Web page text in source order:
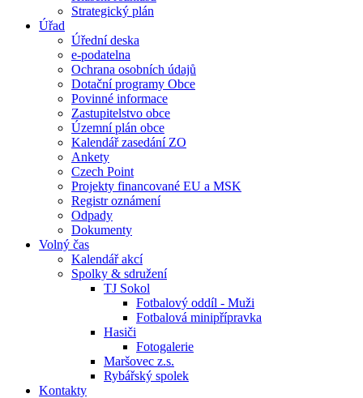
Strategický plán
Úřad
Úřední deska
e-podatelna
Ochrana osobních údajů
Dotační programy Obce
Povinné informace
Zastupitelstvo obce
Územní plán obce
Kalendář zasedání ZO
Ankety
Czech Point
Projekty financované EU a MSK
Registr oznámení
Odpady
Dokumenty
Volný čas
Kalendář akcí
Spolky & sdružení
TJ Sokol
Fotbalový oddíl - Muži
Fotbalová minipřípravka
Hasiči
Fotogalerie
Maršovec z.s.
Rybářský spolek
Kontakty